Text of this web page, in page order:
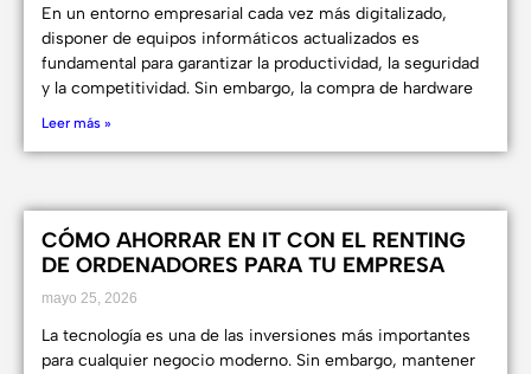
En un entorno empresarial cada vez más digitalizado,
disponer de equipos informáticos actualizados es
fundamental para garantizar la productividad, la seguridad
y la competitividad. Sin embargo, la compra de hardware
Leer más »
CÓMO AHORRAR EN IT CON EL RENTING
DE ORDENADORES PARA TU EMPRESA
mayo 25, 2026
La tecnología es una de las inversiones más importantes
para cualquier negocio moderno. Sin embargo, mantener